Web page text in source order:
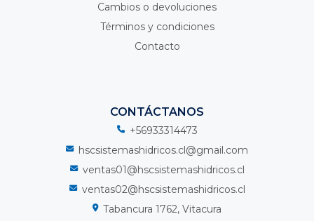
Cambios o devoluciones
Términos y condiciones
Contacto
CONTÁCTANOS
+56933314473
hscsistemashidricos.cl@gmail.com
ventas01@hscsistemashidricos.cl
ventas02@hscsistemashidricos.cl
Tabancura 1762, Vitacura